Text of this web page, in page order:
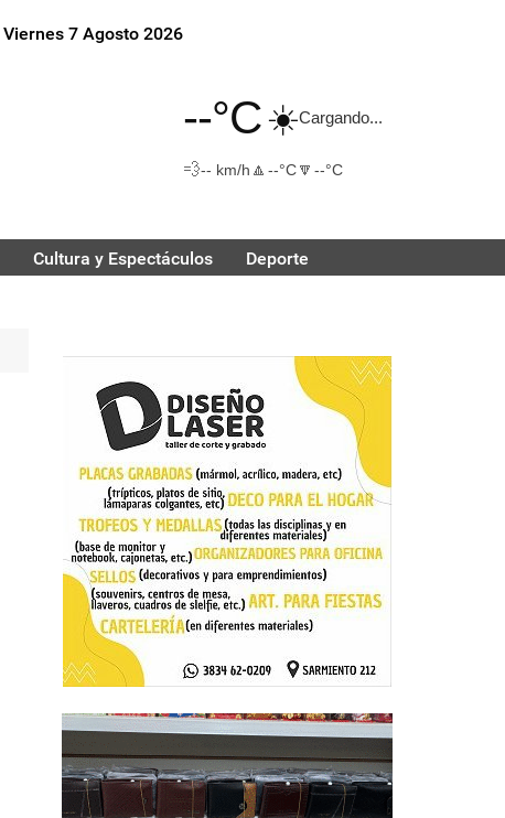
Viernes 7 Agosto 2026
--°C☀️Cargando...
💨-- km/h 🔼 --°C🔽 --°C
Cultura y Espectáculos Deporte